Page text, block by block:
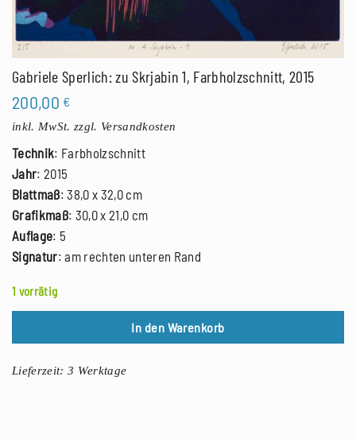
Gabriele Sperlich: zu Skrjabin 1, Farbholzschnitt, 2015
200,00 €
inkl. MwSt. zzgl. Versandkosten
Technik: Farbholzschnitt
Jahr: 2015
Blattmaß: 38,0 x 32,0 cm
Grafikmaß: 30,0 x 21,0 cm
Auflage: 5
Signatur: am rechten unteren Rand
1 vorrätig
In den Warenkorb
Lieferzeit:3 Werktage